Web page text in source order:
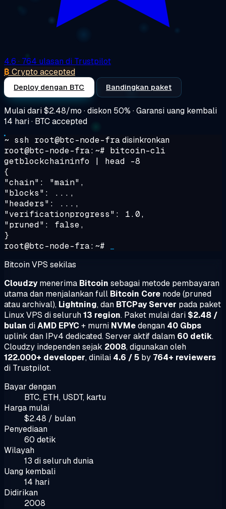
4.6 · 764 ulasan di Trustpilot
₿ Crypto accepted
Deploy dengan BTC Bandingkan paket
Mulai dari$2.48/mo · diskon 50% · Garansi uang kembali
14 hari · BTC accepted
~ ssh root@btc-node-fradisinkronkan
root@btc-node-fra:~# bitcoin-cli
getblockchaininfo | head -8
{
"chain": "main",
"blocks": ...,
"headers": ...,
"verificationprogress": 1.0,
"pruned": false,
}
root@btc-node-fra:~#
Bitcoin VPS sekilas
Cloudzymenerima Bitcoin sebagai metode pembayaran
utama dan menjalankan full Bitcoin Core node (pruned
atau archival), Lightning, dan BTCPay Server pada paket
Linux VPS di seluruh13 region. Paket mulai dari $2.48 /
bulan diAMD EPYC+ murni NVMedengan 40 Gbps
uplink dan IPv4 dedicated. Server aktif dalam 60 detik.
Cloudzy independen sejak 2008, digunakan oleh
122.000+ developer, dinilai 4.6 / 5 by 764+ reviewers
di Trustpilot.
Bayar dengan
BTC, ETH, USDT, kartu
Harga mulai
$2.48 / bulan
Penyediaan
60 detik
Wilayah
13 di seluruh dunia
Uang kembali
14 hari
Didirikan
2008